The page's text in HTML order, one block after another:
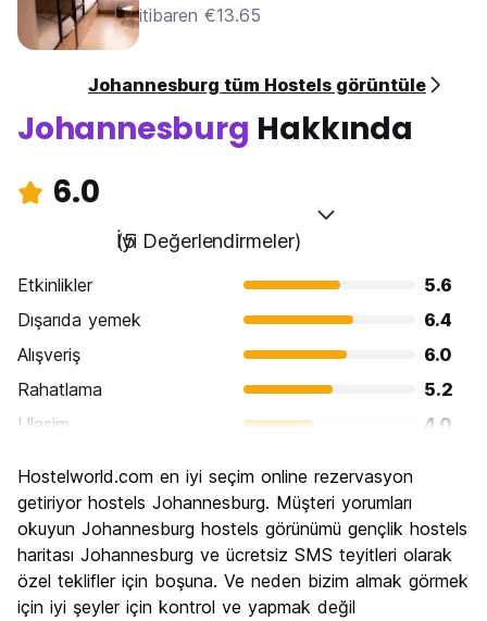
itibaren €13.65
Johannesburg tüm Hostels görüntüle
Johannesburg Hakkında
6.0
İyi
(5 Değerlendirmeler)
Etkinlikler
5.6
Dışarıda yemek
6.4
Alışveriş
6.0
Rahatlama
5.2
Ulasim
4.0
Kültür
Gece hayatı
5.2
Ekonomik
7.2
Hostelworld.com en iyi seçim online rezervasyon
getiriyor hostels Johannesburg. Müşteri yorumları
okuyun Johannesburg hostels görünümü gençlik hostels
haritası Johannesburg ve ücretsiz SMS teyitleri olarak
özel teklifler için boşuna. Ve neden bizim almak görmek
için iyi şeyler için kontrol ve yapmak değil